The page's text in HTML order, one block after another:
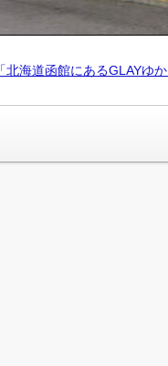
「北海道函館にあるGLAYゆ